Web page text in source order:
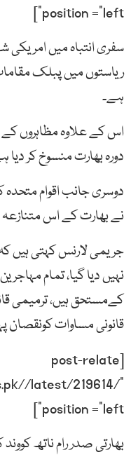
position =”left”]
سفری انتباہ میں
ریاستوں میں پبلک
ہے۔
اس کے علاوہ مظاہروں کے
دورہ بھارت منسوخ کر دیا
دوسری جانب اقوام متحدہ
نے بھارت کے اس متنازعہ
جریمی لارنس کہتی ہیں
نہیں دیا گیا، تمام
کےمستحق ہیں، ترمیمی
قانونی مساوات کونقصان
[post-relate
latest/219614/”
position =”left”]
بھارتی صدر رام ناتھ